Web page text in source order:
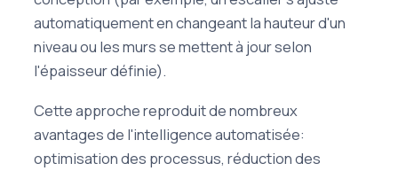
automatiquement en changeant la hauteur d'un
niveau ou les murs se mettent à jour selon
l'épaisseur définie).
Cette approche reproduit de nombreux
avantages de l'intelligence automatisée:
optimisation des processus, réduction des